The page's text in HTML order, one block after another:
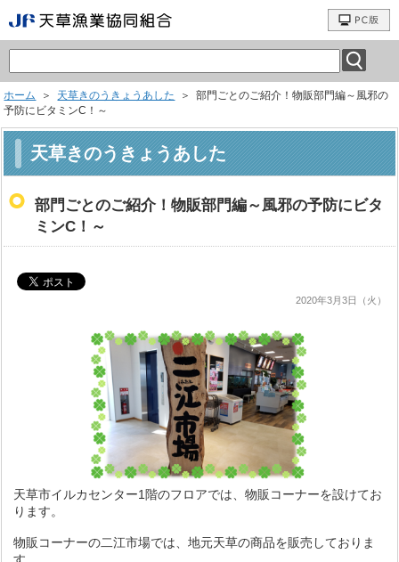
ホーム ＞ 天草きのうきょうあした
＞ 部門ごとのご紹介！物販部門編～風邪の
予防にビタミンC！～
天草きのうきょうあした
部門ごとのご紹介！物販部門編～風邪の予防にビタ
ミンC！～
2020年3月3日（火）
天草市イルカセンター1階のフロアでは、物販コーナーを設けてお
ります。
物販コーナーの二江市場では、地元天草の商品を販売しておりま